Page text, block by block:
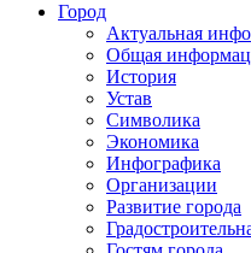
Город
Актуальная
Общая
История
Устав
Символика
Экономика
Инфографика
Организации
Развитие города